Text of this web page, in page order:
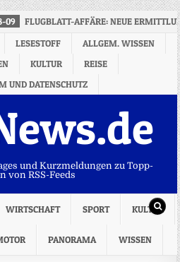
09
FLUGBLATT-AFFÄRE: NEUE
LESESTOFF
ALLGEM. WISSEN
KULTUR
REISE
UND DATENSCHUTZ
und Kurzmeldungen zu Topp-
von RSS-Feeds
WIRTSCHAFT SPORT KULTUR
PANORAMA WISSEN